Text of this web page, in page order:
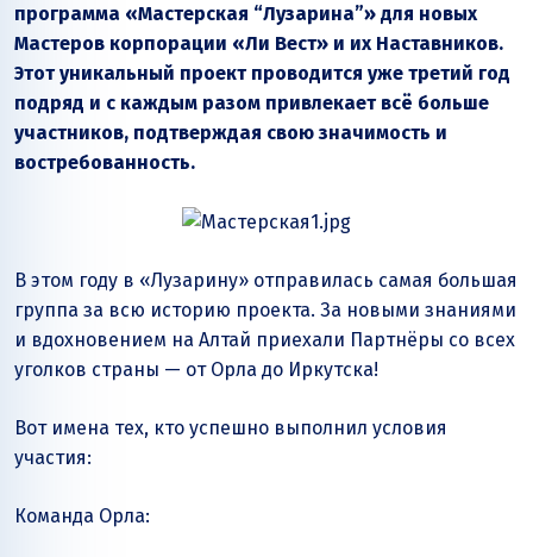
программа «Мастерская “Лузарина”» для новых
Мастеров корпорации «Ли Вест» и их Наставников.
Этот уникальный проект проводится уже третий год
подряд и с каждым разом привлекает всё больше
участников, подтверждая свою значимость и
востребованность.
В этом году в «Лузарину» отправилась самая большая
группа за всю историю проекта. За новыми знаниями
и вдохновением на Алтай приехали Партнёры со всех
уголков страны — от Орла до Иркутска!
Вот имена тех, кто успешно выполнил условия
участия:
Команда Орла: